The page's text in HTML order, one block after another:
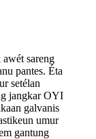
sareng
pantes. Éta
setélan
jangkar OYI
galvanis
umur
gantung